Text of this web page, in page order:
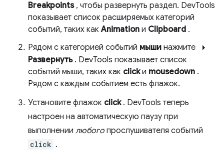
Breakpoints, чтобы развернуть раздел. DevTools
показывает список расширяемых категорий
событий, таких какAnimation и Clipboard .
Рядом с категорией событий мыши нажмите arrow_right
Развернуть. DevTools показывает список
событий мыши, таких как clickи mousedown .
Рядом с каждым событием есть флажок.
Установите флажок click. DevTools теперь
настроен на автоматическую паузу при
выполнении любого прослушивателя событий
click .